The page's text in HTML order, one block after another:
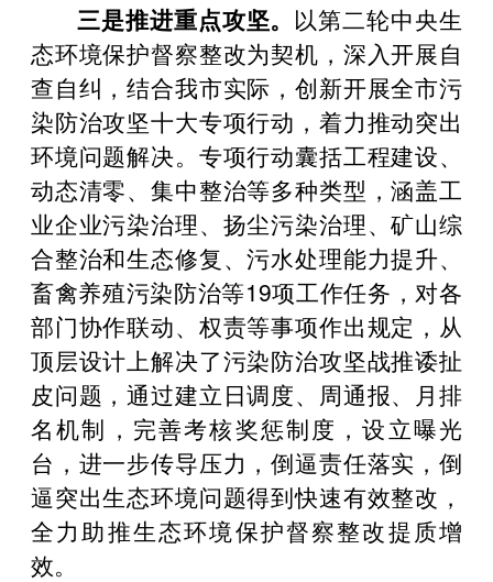
三是推进重点攻坚。 以第二轮中央生
态环境保护督察整改为契机，深入开展自
查自纠，结合我市实际，创新开展全市污
染防治攻坚十大专项行动，着力推动突出
环境问题解决。专项行动囊括工程建设、
动态清零、集中整治等多种类型，涵盖工
业企业污染治理、扬尘污染治理、矿山综
合整治和生态修复、污水处理能力提升、
畜禽养殖污染防治等19项工作任务，对各
部门协作联动、权责等事项作出规定，从
顶层设计上解决了污染防治攻坚战推诿扯
皮问题，通过建立日调度、周通报、月排
名机制，完善考核奖惩制度，设立曝光
台，进一步传导压力，倒逼责任落实，倒
逼突出生态环境问题得到快速有效整改，
全力助推生态环境保护督察整改提质增
效。